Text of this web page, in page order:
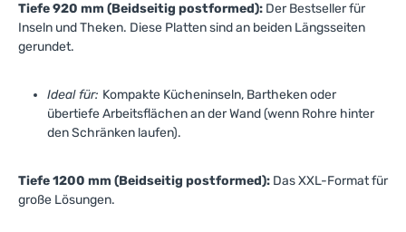
Tiefe 920 mm (Beidseitig postformed): Der Bestseller für
Inseln und Theken. Diese Platten sind an beiden Längsseiten
gerundet.
Ideal für: Kompakte Kücheninseln, Bartheken oder
übertiefe Arbeitsflächen an der Wand (wenn Rohre hinter
den Schränken laufen).
Tiefe 1200 mm (Beidseitig postformed): Das XXL-Format für
große Lösungen.